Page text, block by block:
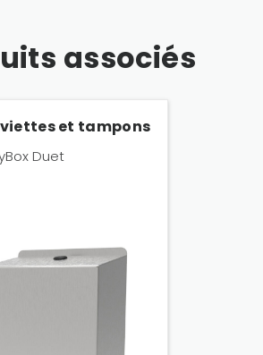
associés
et tampons
Duet